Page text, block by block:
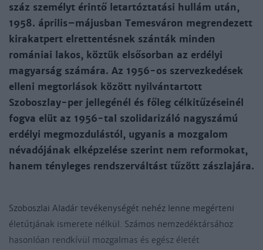
száz személyt érintő letartóztatási hullám után,
1958. április–májusban Temesváron megrendezett
kirakatpert elrettentésnek szánták minden
romániai lakos, köztük elsősorban az erdélyi
magyarság számára. Az 1956-os szervezkedések
elleni megtorlások között nyilvántartott
Szoboszlay-per jellegénél és főleg célkitűzéseinél
fogva elüt az 1956-tal szolidarizáló nagyszámú
erdélyi megmozdulástól, ugyanis a mozgalom
névadójának elképzelése szerint nem reformokat,
hanem tényleges rendszerváltást tűzött zászlajára.
Szoboszlai Aladár tevékenységét nehéz lenne megérteni
életútjának ismerete nélkül. Számos nemzedéktársához
hasonlóan rendkívül moz­galmas és egész életét